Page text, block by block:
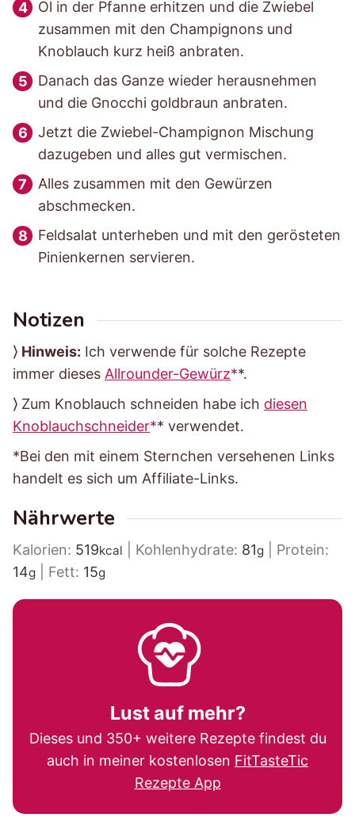
Öl in der Pfanne erhitzen und die Zwiebel
zusammen mit den Champignons und
Knoblauch kurz heiß anbraten.
Danach das Ganze wieder herausnehmen
und die Gnocchi goldbraun anbraten.
Jetzt die Zwiebel-Champignon Mischung
dazugeben und alles gut vermischen.
Alles zusammen mit den Gewürzen
abschmecken.
Feldsalat unterheben und mit den gerösteten
Pinienkernen servieren.
Notizen
⟩ Hinweis: Ich verwende für solche Rezepte
immer dieses Allrounder-Gewürz *.
⟩ Zum Knoblauch schneiden habe ich diesen
Knoblauchschneider * verwendet.
*Bei den mit einem Sternchen versehenen Links
handelt es sich um Affiliate-Links.
Nährwerte
Kalorien: 519kcal Kohlenhydrate: 81g
Protein:
14g Fett: 15g
Lust auf mehr?
Dieses und 350+ weitere Rezepte findest du
auch in meiner kostenlosen FitTasteTic
Rezepte App